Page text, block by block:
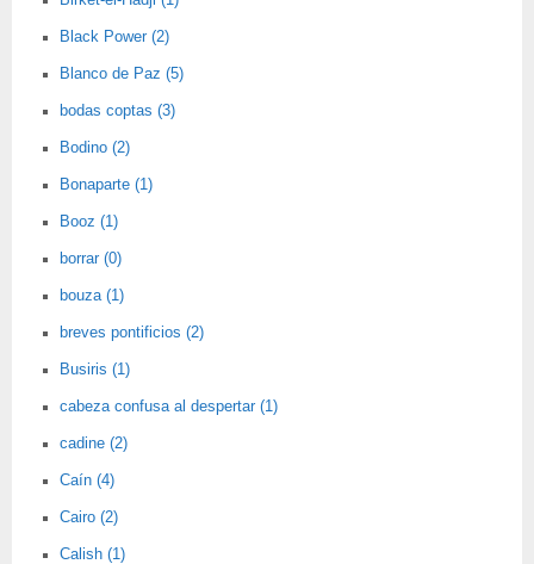
Black Power (2)
Blanco de Paz (5)
bodas coptas (3)
Bodino (2)
Bonaparte (1)
Booz (1)
borrar (0)
bouza (1)
breves pontificios (2)
Busiris (1)
cabeza confusa al despertar (1)
cadine (2)
Caín (4)
Cairo (2)
Calish (1)